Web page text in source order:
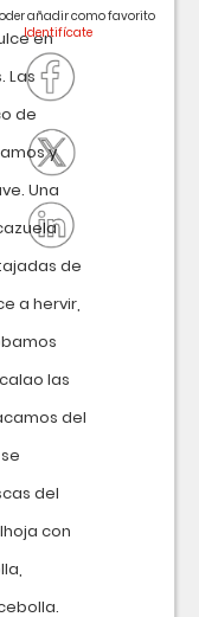
en
Las
de
y
Una
de
a hervir,
las
del
del
con
añadir como favorito